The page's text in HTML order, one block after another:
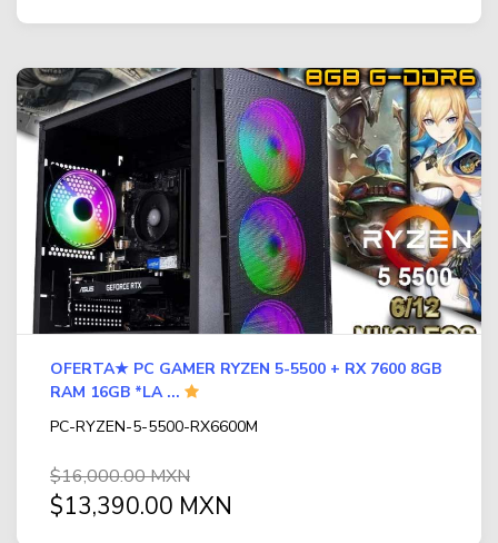
OFERTA★ PC GAMER RYZEN 5-5500 + RX 7600 8GB
RAM 16GB *LA ...
PC-RYZEN-5-5500-RX6600M
$16,000.00 MXN
$13,390.00 MXN